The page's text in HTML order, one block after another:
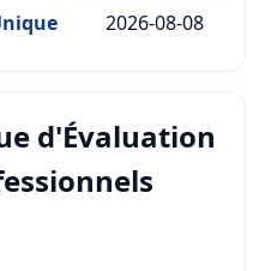
2026-08-08
d'Évaluation